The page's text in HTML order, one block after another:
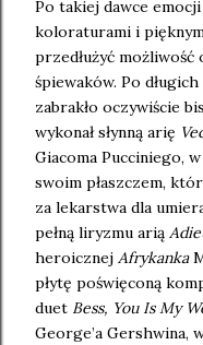
Po takiej dawce
koloraturami i
przedłużyć
śpiewaków. Po
zabrakło oczywiście
wykonał słynną arię
Giacoma Pucciniego,
swoim płaszczem,
za lekarstwa dla
pełną liryzmu arią
heroicznej Afrykanka
płytę poświęconą
duet Bess, You Is My
George’a Gershwina,